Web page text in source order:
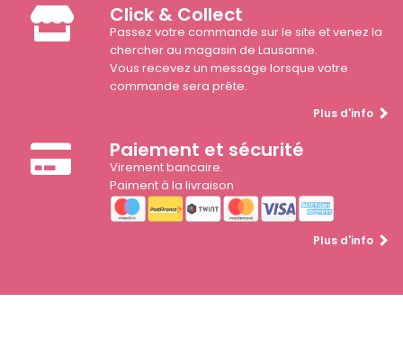
Click & Collect
Passez votre commande sur le site et venez la
chercher au magasin de Lausanne.
Vous recevez un message lorsque votre
commande sera prête.
Plus d'info
Paiement et sécurité
Virement bancaire.
Paiment à la livraison
Plus d'info